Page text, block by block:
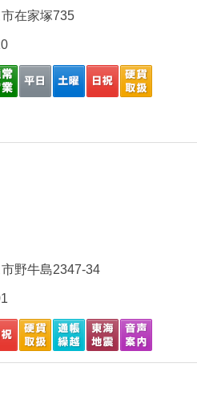
在家塚735
野牛島2347-34